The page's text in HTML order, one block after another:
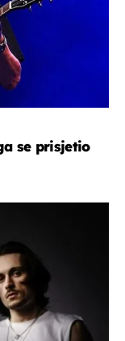
se prisjetio